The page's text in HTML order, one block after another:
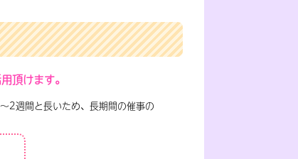
頂けます。
2週間と長いため、長期間の催事の